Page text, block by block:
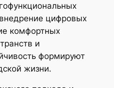
цифровых
комфортных
и
формируют
жизни.